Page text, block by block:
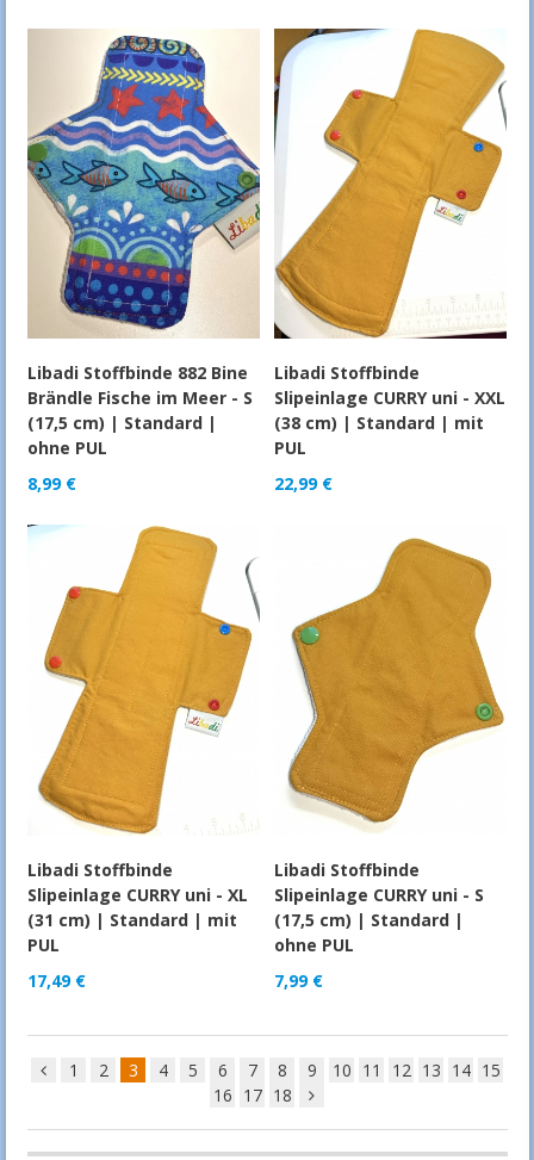
Libadi Stoffbinde 882 Bine
Brändle Fische im Meer - S
(17,5 cm) | Standard |
ohne PUL
8,99 €
Libadi Stoffbinde
Slipeinlage CURRY uni - XXL
(38 cm) | Standard | mit
PUL
22,99 €
Libadi Stoffbinde
Slipeinlage CURRY uni - XL
(31 cm) | Standard | mit
PUL
17,49 €
Libadi Stoffbinde
Slipeinlage CURRY uni - S
(17,5 cm) | Standard |
ohne PUL
7,99 €
1 2 3 4 5 6 7 8 9 10 11 12 13 14 15
16 17 18